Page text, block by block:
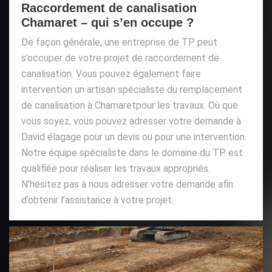
Raccordement de canalisation
Chamaret – qui s’en occupe ?
De façon générale, une entreprise de TP peut
s’occuper de votre projet de raccordement de
canalisation. Vous pouvez également faire
intervention un artisan spécialiste du remplacement
de canalisation à Chamaretpour les travaux. Où que
vous soyez, vous pouvez adresser votre demande à
David élagage pour un devis ou pour une intervention.
Notre équipe spécialiste dans le domaine du TP est
qualifiée pour réaliser les travaux appropriés.
N’hésitez pas à nous adresser votre demande afin
d’obtenir l’assistance à votre projet.